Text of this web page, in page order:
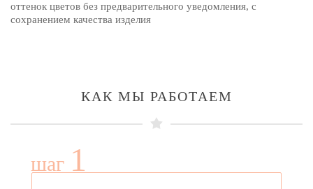
оттенок цветов без предварительного уведомления, с
сохранением качества изделия
КАК МЫ РАБОТАЕМ
шаг 1